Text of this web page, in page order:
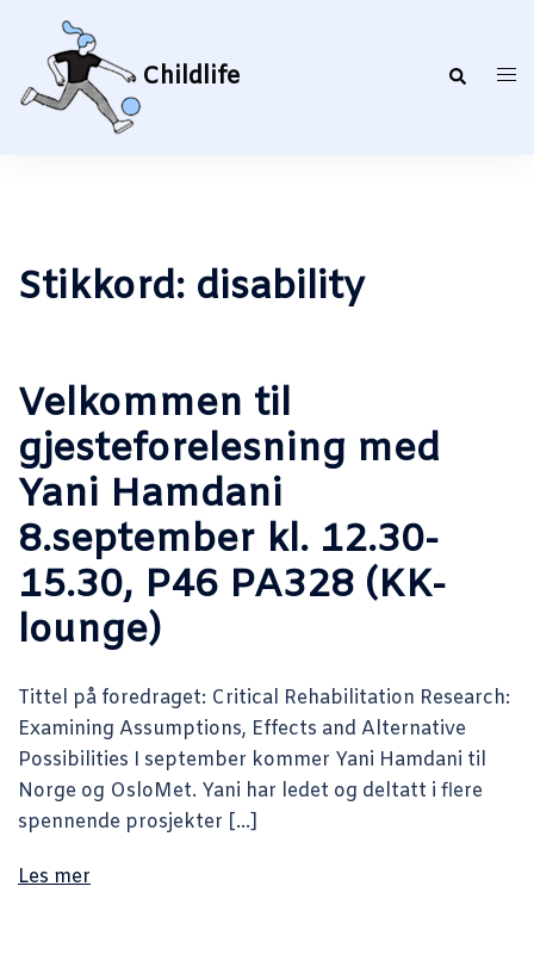
innhold
Childlife Search
Stikkord: disability
Velkommen til
gjesteforelesning med
Yani Hamdani
8.september kl. 12.30-
15.30, P46 PA328 (KK-
lounge)
Tittel på foredraget: Critical Rehabilitation Research:
Examining Assumptions, Effects and Alternative
Possibilities I september kommer Yani Hamdani til
Norge og OsloMet. Yani har ledet og deltatt i flere
spennende prosjekter […]
Les mer